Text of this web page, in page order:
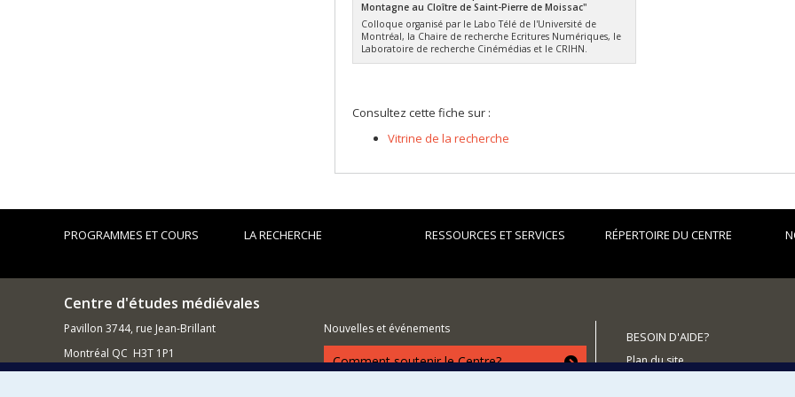
Montagne au Cloître de Saint-Pierre de Moissac"
Colloque organisé par le Labo Télé de l'Université de
Montréal, la Chaire de recherche Ecritures Numériques, le
Laboratoire de recherche Cinémédias et le CRIHN.
Consultez cette fiche sur :
Vitrine de la recherche
PROGRAMMES ET COURS LA RECHERCHE RESSOURCES ET SERVICES RÉPERTOIRE DU CENTRE
Centre d'études médiévales
Pavillon 3744, rue Jean-Brillant
Montréal QC H3T 1P1
Nouvelles et événements
Comment soutenir le Centre?
BESOIN D'AIDE?
Plan du site